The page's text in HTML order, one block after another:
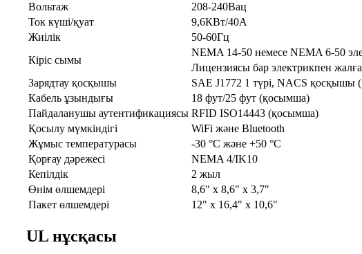
Вольтаж
208-240Вац
Ток күші/қуат
9,6КВт/40А
Жиілік
50-60Гц
Кіріс сымы
NEMA 14-50 немесе NEMA 6-50
Лицензиясы бар электрикпен
Зарядтау қосқышы
SAE J1772 1 түрі, NACS қосқышы
Кабель ұзындығы
18 фут/25 фут (қосымша)
Пайдаланушы аутентификациясы RFID ISO14443 (қосымша)
Қосылу мүмкіндігі
WiFi және Bluetooth
Жұмыс температурасы
-30 °C және +50 °C
Қорғау дәрежесі
NEMA 4/IK10
Кепілдік
2 жыл
Өнім өлшемдері
8,6" x 8,6" x 3,7"
Пакет өлшемдері
12" x 16,4" x 10,6"
UL нұсқасы